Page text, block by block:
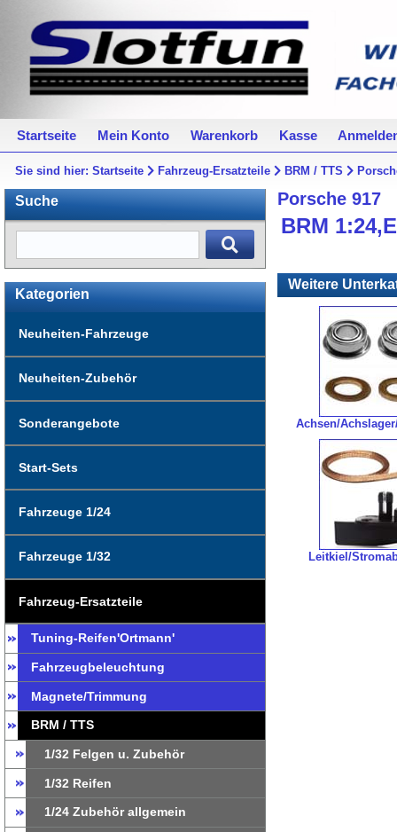
Startseite Mein Konto Warenkorb Kasse
Sie sind hier:Startseite Fahrzeug-Ersatzteile BRM / TTS
Suche
Kategorien
Neuheiten-Fahrzeuge
Neuheiten-Zubehör
Sonderangebote
Start-Sets
Fahrzeuge 1/24
Fahrzeuge 1/32
Fahrzeug-Ersatzteile
Tuning-Reifen'Ortmann'
Fahrzeugbeleuchtung
Magnete/Trimmung
BRM / TTS
1/32 Felgen u. Zubehör
1/32 Reifen
1/24 Zubehör allgemein
Porsche 917
BRM
Weitere
Achsen/
Leitkiel/